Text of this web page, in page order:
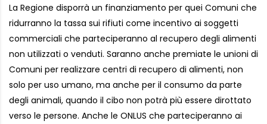
La Regione disporrà un finanziamento per quei Comuni che
ridurranno la tassa sui rifiuti come incentivo ai soggetti
commerciali che parteciperanno al recupero degli alimenti
non utilizzati o venduti. Saranno anche premiate le unioni di
Comuni per realizzare centri di recupero di alimenti, non
solo per uso umano, ma anche per il consumo da parte
degli animali, quando il cibo non potrà più essere dirottato
verso le persone. Anche le ONLUS che parteciperanno ai